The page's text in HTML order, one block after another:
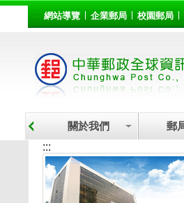
::: 網站導覽 企業郵局 校園郵局
關於我們 郵
:::